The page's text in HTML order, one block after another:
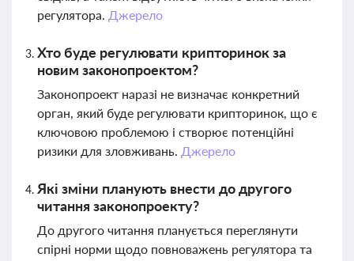
регулятора. Джерело
Хто буде регулювати крипторинок за
новим законопроектом?
Законопроект наразі не визначає конкретний
орган, який буде регулювати крипторинок, що є
ключовою проблемою і створює потенційні
ризики для зловживань. Джерело
Які зміни планують внести до другого
читання законопроекту?
До другого читання планується переглянути
спірні норми щодо повноважень регулятора та